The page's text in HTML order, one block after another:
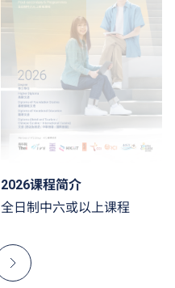
2026课程简介
全日制中六或以上课程